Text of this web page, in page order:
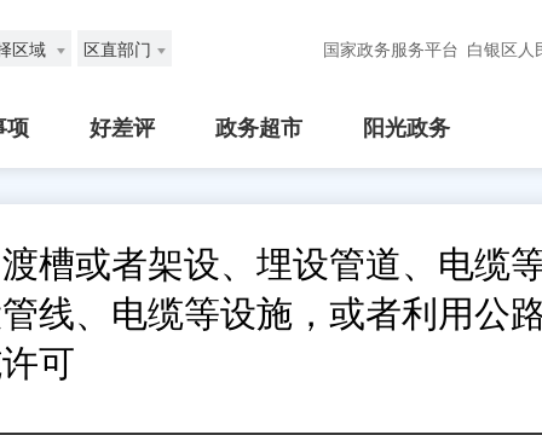
区域 区直部门 国家政务服务平台 白银区人
项 好差评 政务超市 阳光政务
槽或者架设、埋设管道、电缆
线、电缆等设施，或者利用公
可